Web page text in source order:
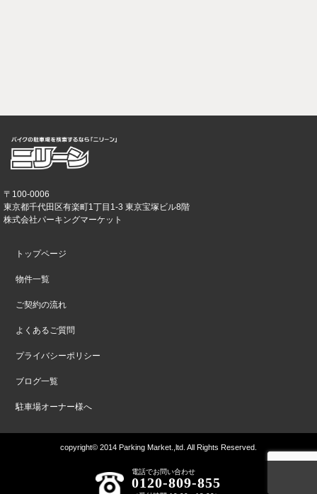
〒100-0006
東京都千代田区有楽町1丁目1-3 東京宝塚ビル8階
株式会社パーキングマーケット
トップページ
物件一覧
ご契約の流れ
よくあるご質問
プライバシーポリシー
ブログ一覧
駐車場オーナー様へ
copyright© 2014 Parking Market.,ltd. All Rights Reserved.
電話でお問い合わせ
0120-809-855